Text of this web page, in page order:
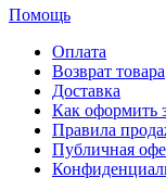
Помощь
Оплата
Возврат товара
Доставка
Как оформить
Правила
Публичная